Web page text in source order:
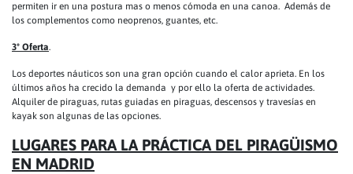
permiten ir en una postura mas o menos cómoda en una canoa. Además de
los complementos como neoprenos, guantes, etc.
3º Oferta.
Los deportes náuticos son una gran opción cuando el calor aprieta. En los
últimos años ha crecido la demanda y por ello la oferta de actividades.
Alquiler de piraguas, rutas guiadas en piraguas, descensos y travesías en
kayak son algunas de las opciones.
LUGARES PARA LA PRÁCTICA DEL PIRAGÜISMO
EN MADRID